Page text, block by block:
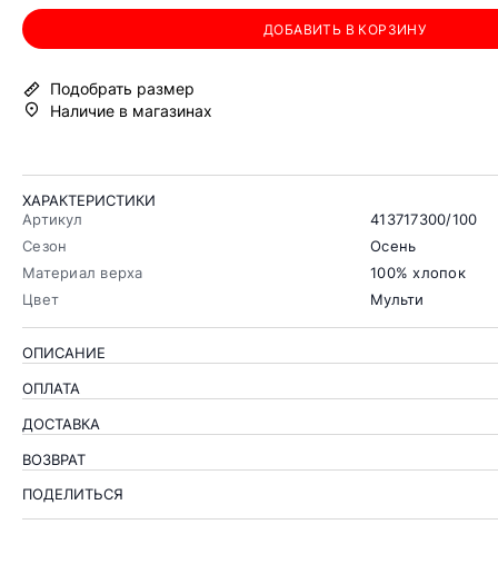
ДОБАВИТЬ В КОРЗИНУ
Подобрать размер
Наличие в магазинах
ХАРАКТЕРИСТИКИ
Артикул
413717300/100
Сезон
Осень
Материал верха
100% хлопок
Цвет
Мульти
ОПИСАНИЕ
ОПЛАТА
ДОСТАВКА
ВОЗВРАТ
ПОДЕЛИТЬСЯ